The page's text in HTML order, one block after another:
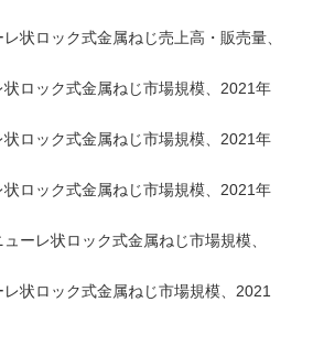
ロック式金属ねじ売上高・販売量、
ック式金属ねじ市場規模、2021年
ック式金属ねじ市場規模、2021年
ック式金属ねじ市場規模、2021年
レ状ロック式金属ねじ市場規模、
ロック式金属ねじ市場規模、2021